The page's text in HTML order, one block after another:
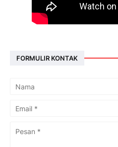
FORMULIR KONTAK